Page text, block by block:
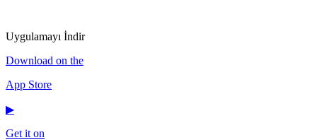
Uygulamayı İndir
Download on the
App Store
▶
Get it on